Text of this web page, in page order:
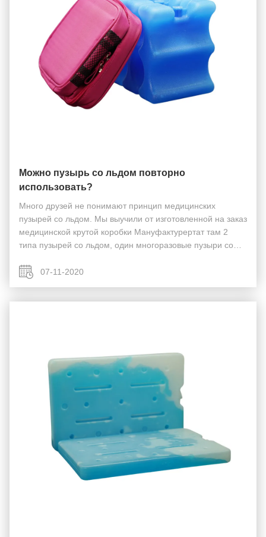
Можно пузырь со льдом повторно
использовать?
Много друзей не понимают принцип медицинских
пузырей со льдом. Мы выучили от изготовленной на заказ
медицинской крутой коробки Мануфактурертат там 2
типа пузырей со льдом, один многоразовые пузыри со
со льдом имеют различные принципы. Позвольте на...
07-11-2020